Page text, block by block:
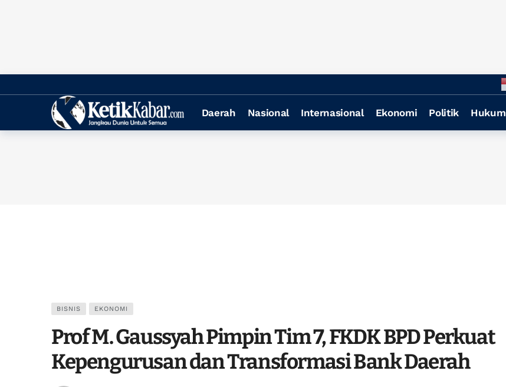
Daerah Nasional Internasional Ekonomi Politik Hukum
BISNIS EKONOMI
Prof M. Gaussyah Pimpin Tim 7, FKDK BPD Perkuat
Kepengurusan dan Transformasi Bank Daerah